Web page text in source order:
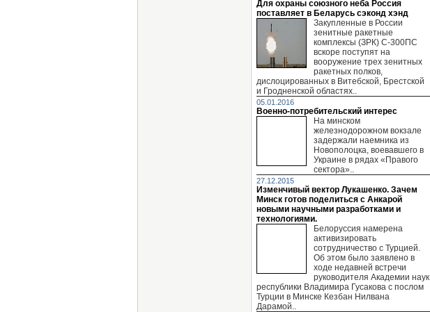
Для охраны союзного неба Россия
поставляет в Беларусь сэконд хэнд
Закупленные в России
зенитные ракетные
комплексы (ЗРК) С-300ПС
вскоре поступят на
вооружение трех зенитных
ракетных полков,
дислоцированных в Витебской, Брестской
и Гродненской областях..
05.01.2016
Военно-потребительский интерес
На минском
железнодорожном вокзале
задержали наемника из
Новополоцка, воевавшего в
Украине в рядах «Правого
сектора»..
27.12.2015
Изменчивый вектор Лукашенко. Зачем
Минск готов поделиться с Анкарой
новыми научными разработками и
технологиями.
Белоруссия намерена
активизировать
сотрудничество с Турцией.
Об этом было заявлено в
ходе недавней встречи
руководителя Академии наук
республики Владимира Гусакова с послом
Турции в Минске Кезбан Нилвана
Дарамой..